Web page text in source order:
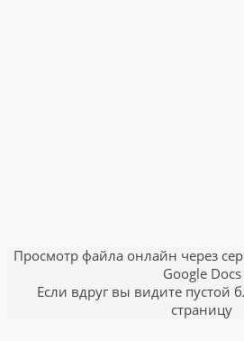
Просмотр файла онлайн через
Google Docs
Если вдруг вы видите пустой
страницу